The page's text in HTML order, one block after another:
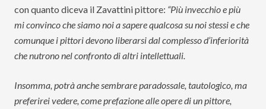
con quanto diceva il Zavattini pittore: “Più invecchio e più
mi convinco che siamo noi a sapere qualcosa su noi stessi e che
comunque i pittori devono liberarsi dal complesso d’inferiorità
che nutrono nel confronto di altri intellettuali.
Insomma, potrà anche sembrare paradossale, tautologico, ma
preferirei vedere, come prefazione alle opere di un pittore,